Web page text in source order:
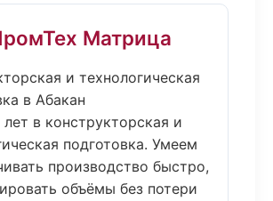
Матрица
и технологическая
в Абакан
лет в конструкторская и
подготовка. Умеем
производство быстро,
объёмы без потери